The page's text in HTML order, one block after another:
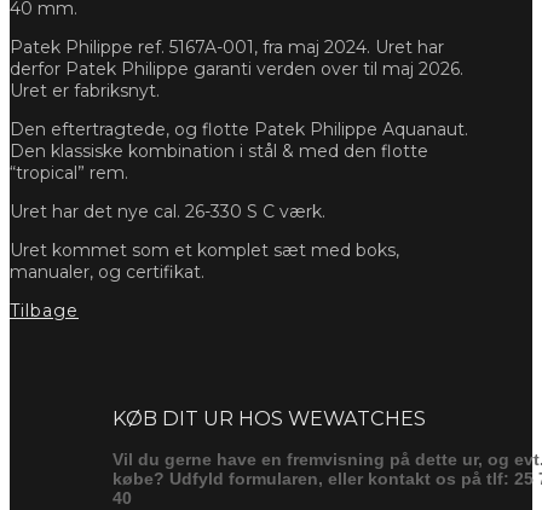
40 mm.
Patek Philippe ref. 5167A-001, fra maj 2024. Uret har
derfor Patek Philippe garanti verden over til maj 2026.
Uret er fabriksnyt.
Den eftertragtede, og flotte Patek Philippe Aquanaut.
Den klassiske kombination i stål & med den flotte
“tropical” rem.
Uret har det nye cal. 26-330 S C værk.
Uret kommet som et komplet sæt med boks,
manualer, og certifikat.
Tilbage
KØB DIT UR HOS WEWATCHES
Vil du gerne have en fremvisning på dette ur, og
købe? Udfyld formularen, eller kontakt os på tlf: 25
40